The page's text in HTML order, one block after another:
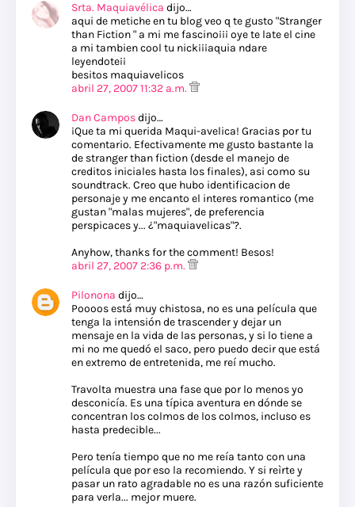
Srta. Maquiavélica dijo…
aqui de metiche en tu blog veo q te gusto "Stranger
than Fiction " a mi me fascino¡¡¡ oye te late el cine
a mi tambien cool tu nick¡¡¡aquia ndare
leyendote¡¡
besitos maquiavelicos
abril 27, 2007 11:32 a.m.
Dan Camposdijo…
¡Que ta mi querida Maqui-avelica! Gracias por tu
comentario. Efectivamente me gusto bastante la
de stranger than fiction (desde el manejo de
creditos iniciales hasta los finales), asi como su
soundtrack. Creo que hubo identificacion de
personaje y me encanto el interes romantico (me
gustan "malas mujeres", de preferencia
perspicaces y... ¿"maquiavelicas"?.
Anyhow, thanks for the comment! Besos!
abril 27, 2007 2:36 p.m.
Pilonona dijo…
Poooos está muy chistosa, no es una película que
tenga la intensión de trascender y dejar un
mensaje en la vida de las personas, y si lo tiene a
mi no me quedó el saco, pero puedo decir que está
en extremo de entretenida, me reí mucho.
Travolta muestra una fase que por lo menos yo
desconicía. Es una típica aventura en dónde se
concentran los colmos de los colmos, incluso es
hasta predecible...
Pero tenía tiempo que no me reía tanto con una
película que por eso la recomiendo. Y si reìrte y
pasar un rato agradable no es una razón suficiente
para verla... mejor muere.